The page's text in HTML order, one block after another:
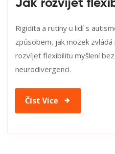
Jak rozvíjet
Rigidita a rutiny u lidí s
způsobem, jak mozek
rozvíjet flexibilitu myšlení
neurodivergenci.
Číst Více